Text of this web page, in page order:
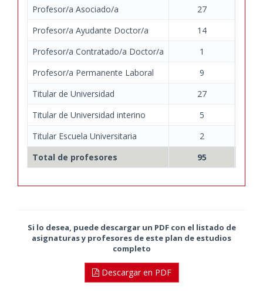
Profesor/a Asociado/a
27
Profesor/a Ayudante Doctor/a
14
Profesor/a Contratado/a Doctor/a
1
Profesor/a Permanente Laboral
9
Titular de Universidad
27
Titular de Universidad interino
5
Titular Escuela Universitaria
2
Total de profesores
95
Si lo desea, puede descargar un PDF con el listado de
asignaturas y profesores de este plan de estudios
completo
Descargar en PDF